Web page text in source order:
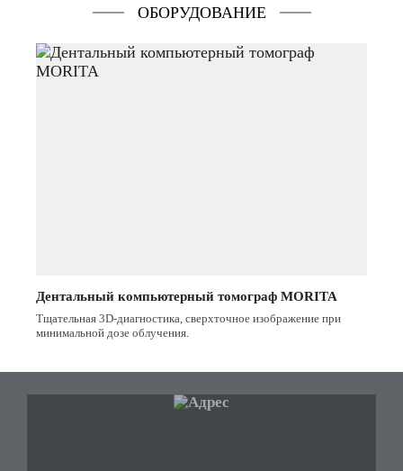
ОБОРУДОВАНИЕ
Дентальный компьютерный томограф MORITA
Тщательная 3D-диагностика, сверхточное изображение при
минимальной дозе облучения.